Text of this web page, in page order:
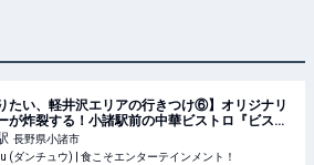
りたい、軽井沢エリアの行きつけ⑥】オリジナリ
が炸裂する！小諸駅前の中華ビストロ『ビスト
』〜アマゾンカカオ・太田哲雄さんの紹介 |
(ダンチュウ) | 食こそエンタ
長野県小諸市
(ダンチュウ) | 食こそエンターテインメント！